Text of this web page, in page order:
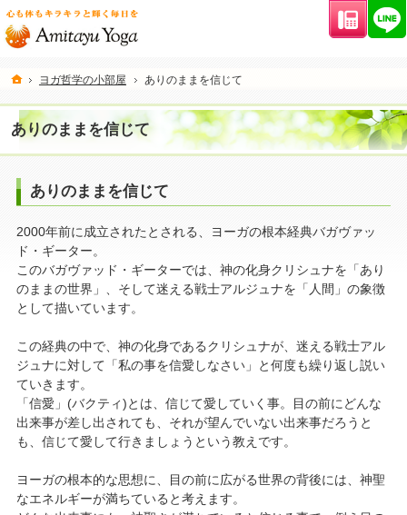
ありのままを信じて
ありのままを信じて
2000年前に成立されたとされる、ヨーガの根本経典バガヴァッ
ド・ギーター。
このバガヴァッド・ギーターでは、神の化身クリシュナを「あり
のままの世界」、そして迷える戦士アルジュナを「人間」の象徴
として描いています。
この経典の中で、神の化身であるクリシュナが、迷える戦士アル
ジュナに対して「私の事を信愛しなさい」と何度も繰り返し説い
ていきます。
「信愛」(バクティ)とは、信じて愛していく事。目の前にどんな
出来事が差し出されても、それが望んでいない出来事だろうと
も、信じて愛して行きましょうという教えです。
ヨーガの根本的な思想に、目の前に広がる世界の背後には、神聖
なエネルギーが満ちていると考えます。
連絡先
ホーム
ヨガ哲学の小部屋 ありのままを信じて